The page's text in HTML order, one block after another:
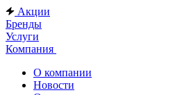
Акции
Бренды
Услуги
Компания
О компании
Новости